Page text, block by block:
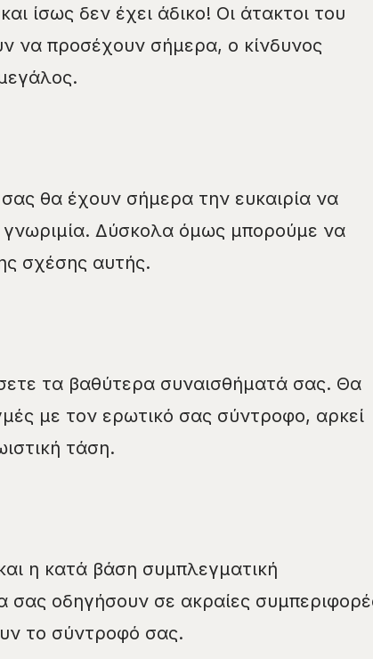
ίσως δεν έχει άδικο! Οι άτακτοι του
να προσέχουν σήμερα, ο κίνδυνος
θα έχουν σήμερα την ευκαιρία να
γνωριμία. Δύσκολα όμως μπορούμε να
σχέσης αυτής.
τα βαθύτερα συναισθήματά σας. Θα
με τον ερωτικό σας σύντροφο, αρκεί
τάση.
η κατά βάση συμπλεγματική
σας οδηγήσουν σε ακραίες
το σύντροφό σας.